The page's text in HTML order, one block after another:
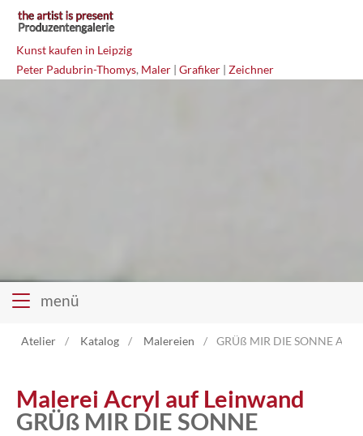
Kunst kaufen in Leipzig
Peter Padubrin-Thomys, Maler | Grafiker | Zeichner
menü
Atelier Katalog Malereien GRÜß MIR DIE SONNE
Malerei Acryl auf Leinwand
GRÜß MIR DIE SONNE